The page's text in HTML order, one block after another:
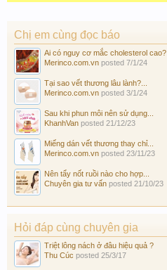
Chị em cùng đọc báo
Ai có nguy cơ mắc cholesterol cao?
Merinco.com.vn posted 7/1/24
Tại sao vết thương lâu lành?...
Merinco.com.vn posted 3/1/24
Sau khi phun môi nên sử dụng...
KhanhVan posted 21/12/23
Miếng dán vết thương thay chỉ...
Merinco.com.vn posted 23/11/23
Nên tẩy nốt ruồi nào cho hợp...
Chuyên gia tư vấn posted 21/10/23
Hỏi đáp cùng chuyên gia
Triệt lông nách ở đâu hiệu quả ?
Thu Cúc posted 25/3/17